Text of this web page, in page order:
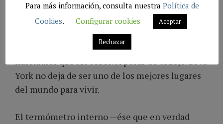
no es un medio de transporte recomendable. Te
sugerimos evitar los vagones vacíos.
Los hurtos, en definitiva, son mucho más
habituales que los robos. A pesar de todo, Nueva
York no deja de ser uno de los mejores lugares
del mundo para vivir.
El termómetro interno —ése que en verdad
Para más información, consulta nuestra Política de
Cookies. Configurar cookies Aceptar
Rechazar